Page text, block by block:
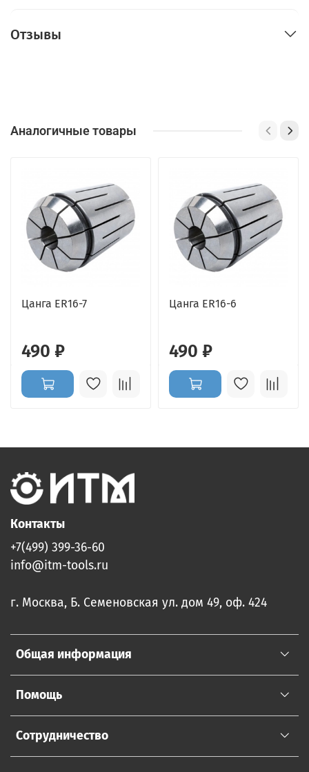
Отзывы
Аналогичные товары
Цанга ER16-7
490 ₽
Цанга ER16-6
490 ₽
Общая информация
Помощь
Сотрудничество
Контакты
+7(499) 399-36-60
info@itm-tools.ru
г. Москва, Б. Семеновская ул. дом 49, оф. 424